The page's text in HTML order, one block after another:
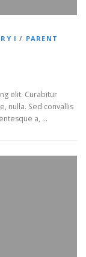
I / PARENT
elit. Curabitur
nulla. Sed convallis
a, …